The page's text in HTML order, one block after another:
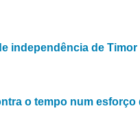
independência de Timor
o tempo num